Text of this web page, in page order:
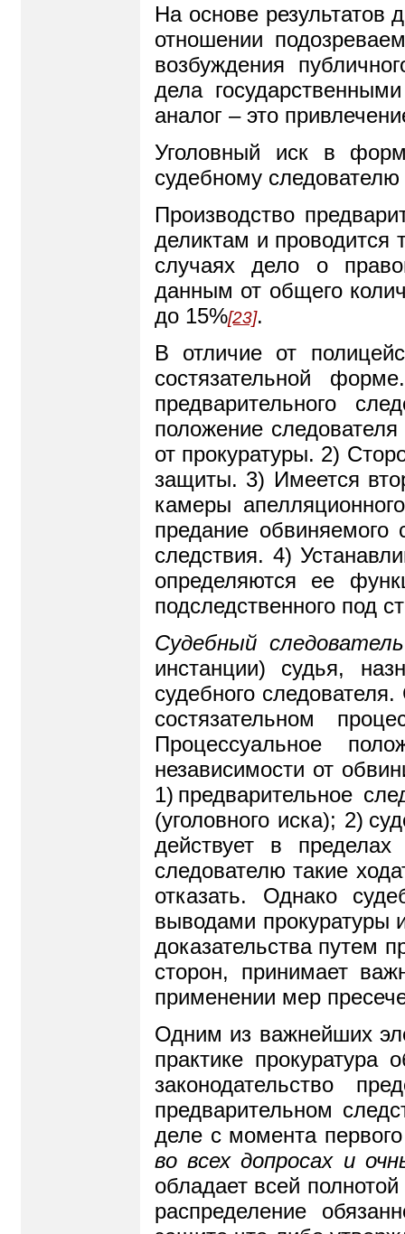
На основе результатов
отношении
возбуждения
дела
аналог – это
Уголовный иск в
судебному следователю
Производство
деликтам и проводится
случаях дело о
данным от общего
до 15%[23].
В отличие от
состязательной
предварительного
положение
от прокуратуры. 2)
защиты. 3) Имеется
камеры
предание обвиняемого
следствия. 4)
определяются ее
подследственного под
Судебный следователь
инстанции) судья,
судебного
состязательном
Процессуальное
независимости от
1) предварительное
(уголовного иска); 2)
действует в
следователю такие
отказать. Однако
выводами прокуратуры
доказательства путем
сторон, принимает
применении мер
Одним из важнейших
практике
законодательство
предварительном
деле с момента
во всех допросах и
обладает всей
распределение